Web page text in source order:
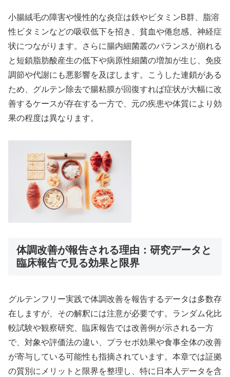
小腸絨毛の障害や慢性的な炎症は鉄やビタミンB群、脂溶
性ビタミンなどの吸収低下を招き、貧血や倦怠感、神経症
状につながります。さらに腸内細菌叢のバランスが崩れる
と短鎖脂肪酸産生の低下や病原性細菌の増加が生じ、免疫
調節や代謝にも悪影響を及ぼします。こうした連鎖がある
ため、グルテン除去で腸粘膜が回復すれば症状が大幅に改
善するケースが存在する一方で、元の疾患や体質により効
果の程度は異なります。
体調改善が報告される理由：研究データと
臨床報告で見る効果と限界
グルテンフリー実践で体調改善を報告するデータは多数存
在しますが、その解釈には注意が必要です。ランダム化比
較試験や観察研究、臨床報告では改善例が示される一方
で、対象や評価法の違い、プラセボ効果や食事全体の改善
が寄与している可能性も指摘されています。本章では証拠
の質別にメリットと限界を整理し、特に日本人データを含